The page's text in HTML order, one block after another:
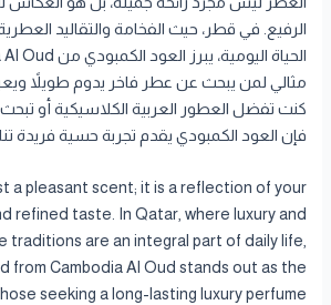
الرفيع. في قطر، حيث الفخامة والتقاليد
مثالي لمن يبحث عن عطر فاخر يدوم طويلاً
كنت تفضل العطور العربية الكلاسيكية أو
فإن العود الكمبودي يقدم تجربة حسية
a pleasant scent; it is a reflection of your
refined taste. In Qatar, where luxury and
traditions are an integral part of daily life,
from Cambodia Al Oud stands out as the
seeking a long-lasting luxury perfume